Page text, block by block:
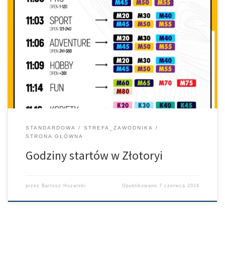
W Złotoryi na trzecim etapie cyklu, Szosowy Klasyk Złota Wstęga
Kaczawy startujemy według rozpiski podanej na grafice poniżej.
STANDARDOWA
STREFA_ZAWODNIKA
STRONA GŁÓWNA
Godziny startów w Złotoryi
przez Bartosz Huzarski Opublikowano7 czerwca 2024